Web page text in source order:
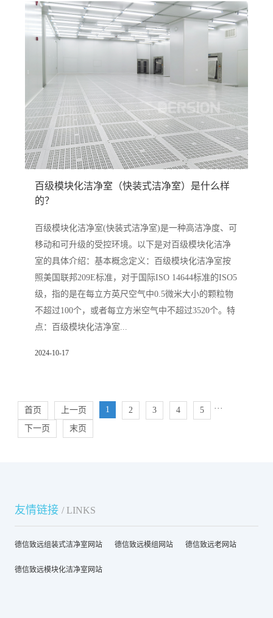
百级模块化洁净室（快装式洁净室）是什么样
的？
百级模块化洁净室(快装式洁净室)是一种高洁净度、可
移动和可升级的受控环境。以下是对百级模块化洁净
室的具体介绍：基本概念定义：百级模块化洁净室按
照美国联邦209E标准，对于国际ISO 14644标准的ISO5
级，指的是在每立方英尺空气中0.5微米大小的颗粒物
不超过100个，或者每立方米空气中不超过3520个。特
点：百级模块化洁净室...
2024-10-17
首页 上一页 1 2 3 4 5 ···
下一页 末页
友情链接 / LINKS
德信致远组装式洁净室网站 德信致远模组网站 德信致远老网站
德信致远模块化洁净室网站